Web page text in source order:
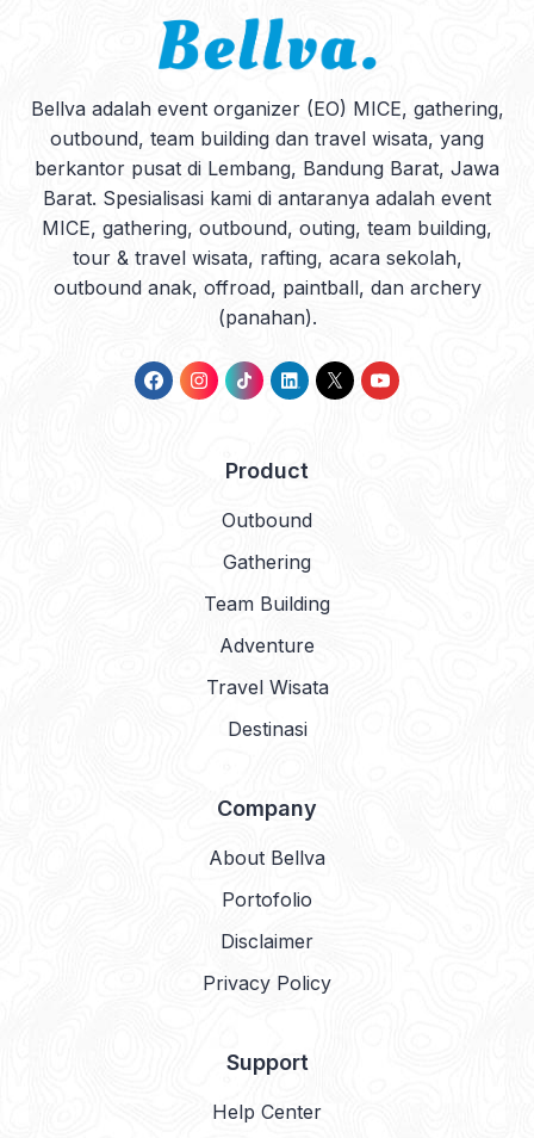
Bellva adalah event organizer (EO) MICE, gathering,
outbound, team building dan travel wisata, yang
berkantor pusat di Lembang, Bandung Barat, Jawa
Barat. Spesialisasi kami di antaranya adalah event
MICE, gathering, outbound, outing, team building,
tour & travel wisata, rafting, acara sekolah,
outbound anak, offroad, paintball, dan archery
(panahan).
Product
Outbound
Gathering
Team Building
Adventure
Travel Wisata
Destinasi
Company
About Bellva
Portofolio
Disclaimer
Privacy Policy
Support
Help Center